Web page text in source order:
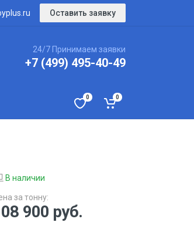
Оставить заявку
24/7 Принимаем заявки
+7 (499) 495-40-49
0 0
В наличии
за тонну:
900 руб.